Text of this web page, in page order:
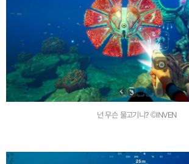
넌 무슨 물고기니? ©INVEN